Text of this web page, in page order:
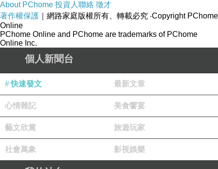
威爾剛
感謝分享!
男人必須有的http://www.yyj.tw/
乙級美睫師0915551807
很棒的分享
看更多回應
About PChome 投資人聯絡 徵才
著作權保護 ｜網路家庭版權所有、轉載必究 ‧Copyright PChome
Online
PChome Online and PChome are trademarks of PChome
Online Inc.
個人新聞台
快速發文 最新文章
心情雜記 美食饗宴
藝文欣賞 旅遊玩家
社會萬象 影視娛樂